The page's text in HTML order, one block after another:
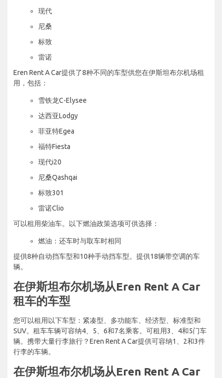
现代
尼桑
标致
雷诺
Eren Rent A Car提供了8种不同的车型供您在伊斯坦布尔机场租
用，包括：
雪铁龙C-Elysee
达西亚Lodgy
菲亚特Egea
福特Fiesta
现代i20
尼桑Qashqai
标致301
雷诺Clio
可以租用柴油车。以下燃油政策选项可供选择：
燃油：还车时与取车时相同
提供8种自动挡车型和10种手动挡车型。提供18辆带空调的车
辆。
在伊斯坦布尔机场从Eren Rent A Car
租车的车型
您可以租用以下车型：紧凑型、多功能车、经济型、标准型和
SUV。租车车辆可容纳4、5、6和7名乘客。可租用3、4和5门车
辆。携带大量行李旅行？Eren Rent A Car提供可容纳1、2和3件
行李的车辆。
在伊斯坦布尔机场从Eren Rent A Car